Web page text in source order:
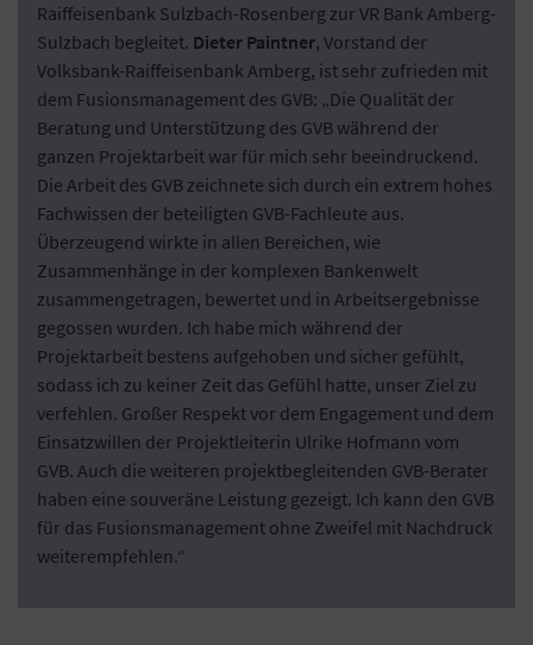
Raiffeisenbank Sulzbach-Rosenberg zur VR Bank Amberg-
Sulzbach begleitet. Dieter Paintner, Vorstand der
Volksbank-Raiffeisenbank Amberg, ist sehr zufrieden mit
dem Fusionsmanagement des GVB: „Die Qualität der
Beratung und Unterstützung des GVB während der
ganzen Projektarbeit war für mich sehr beeindruckend.
Die Arbeit des GVB zeichnete sich durch ein extrem hohes
Fachwissen der beteiligten GVB-Fachleute aus.
Überzeugend wirkte in allen Bereichen, wie
Zusammenhänge in der komplexen Bankenwelt
zusammengetragen, bewertet und in Arbeitsergebnisse
gegossen wurden. Ich habe mich während der
Projektarbeit bestens aufgehoben und sicher gefühlt,
sodass ich zu keiner Zeit das Gefühl hatte, unser Ziel zu
verfehlen. Großer Respekt vor dem Engagement und dem
Einsatzwillen der Projektleiterin Ulrike Hofmann vom
GVB. Auch die weiteren projektbegleitenden GVB-Berater
haben eine souveräne Leistung gezeigt. Ich kann den GVB
für das Fusionsmanagement ohne Zweifel mit Nachdruck
weiterempfehlen.“